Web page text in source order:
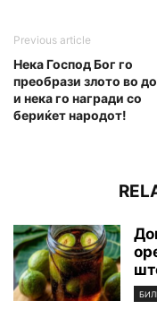
Previous article
Нека Господ Бог го
преобрази злото во
и нека го награди со
бериќет народот!